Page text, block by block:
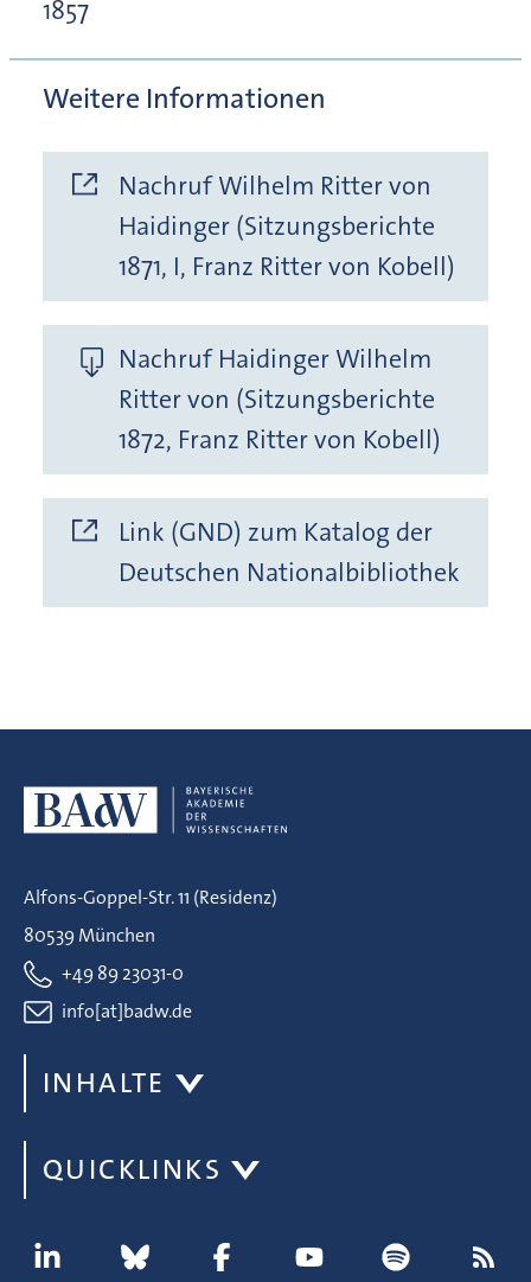
1857
Weitere Informationen
Nachruf Wilhelm Ritter von
Haidinger (Sitzungsberichte
1871, I, Franz Ritter von Kobell)
Nachruf Haidinger Wilhelm
Ritter von (Sitzungsberichte
1872, Franz Ritter von Kobell)
Link (GND) zum Katalog der
Deutschen Nationalbibliothek
Alfons-Goppel-Str. 11 (Residenz)
80539 München
+49 89 23031-0
info[at]badw.de
INHALTE
QUICKLINKS